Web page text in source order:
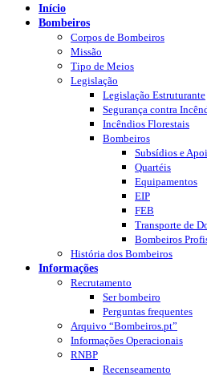
Início
Bombeiros
Corpos de Bombeiros
Missão
Tipo de Meios
Legislação
Legislação Estruturante
Segurança contra
Incêndios Florestais
Bombeiros
Subsídios e
Quartéis
Equipamentos
EIP
FEB
Transporte de
Bombeiros
História dos Bombeiros
Informações
Recrutamento
Ser bombeiro
Perguntas frequentes
Arquivo “Bombeiros.pt”
Informações Operacionais
RNBP
Recenseamento